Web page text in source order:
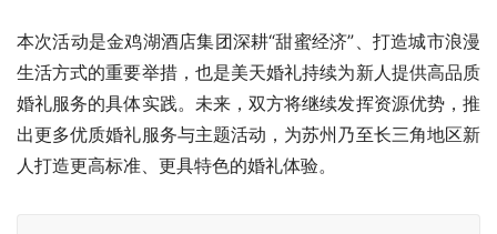
本次活动是金鸡湖酒店集团深耕“甜蜜经济”、打造城市浪漫
生活方式的重要举措，也是美天婚礼持续为新人提供高品质
婚礼服务的具体实践。未来，双方将继续发挥资源优势，推
出更多优质婚礼服务与主题活动，为苏州乃至长三角地区新
人打造更高标准、更具特色的婚礼体验。